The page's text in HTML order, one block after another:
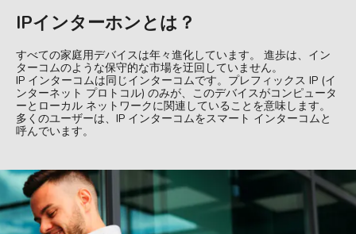
IPインターホンとは？
すべての家庭用デバイスは年々進化しています。 進歩は、イン
ターコムのような保守的な市場を迂回していません。
IP インターコムは同じインターコムです。プレフィックス IP (イ
ンターネット プロトコル) のみが、このデバイスがコンピュータ
ーとローカル ネットワークに関連していることを意味します。
多くのユーザーは、IP インターコムをスマート インターコムと
呼んでいます。